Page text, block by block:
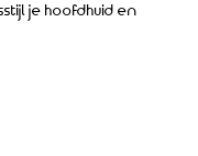
je hoofdhuid en